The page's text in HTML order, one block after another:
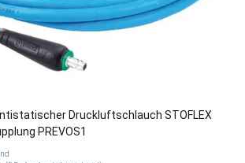
Druckluftschlauch STOFLEX
PREVOS1